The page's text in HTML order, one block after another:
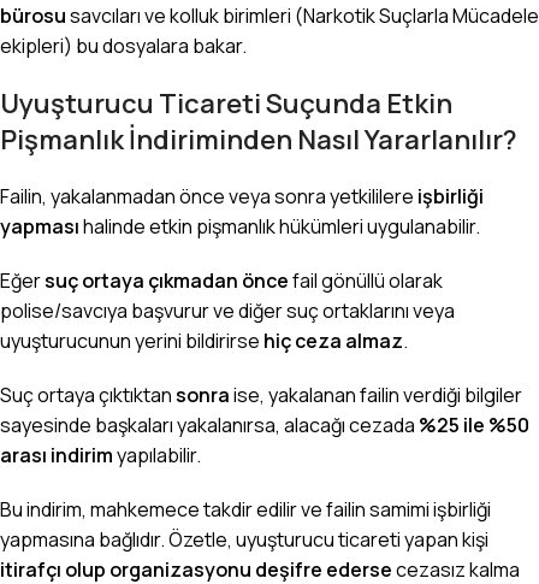
bürosusavcıları ve kolluk birimleri (Narkotik Suçlarla Mücadele
ekipleri) bu dosyalara bakar.
Uyuşturucu Ticareti Suçunda Etkin
Pişmanlık İndiriminden Nasıl Yararlanılır?
Failin, yakalanmadan önce veya sonra yetkililere işbirliği
yapmasıhalinde etkin pişmanlık hükümleri uygulanabilir.
Eğersuç ortaya çıkmadan öncefail gönüllü olarak
polise/savcıya başvurur ve diğer suç ortaklarını veya
uyuşturucunun yerini bildirirse hiç ceza almaz.
Suç ortaya çıktıktansonraise, yakalanan failin verdiği bilgiler
sayesinde başkaları yakalanırsa, alacağı cezada %25 ile %50
arası indirimyapılabilir.
Bu indirim, mahkemece takdir edilir ve failin samimi işbirliği
yapmasına bağlıdır. Özetle, uyuşturucu ticareti yapan kişi
itirafçı olup organizasyonu deşifre edersecezasız kalma